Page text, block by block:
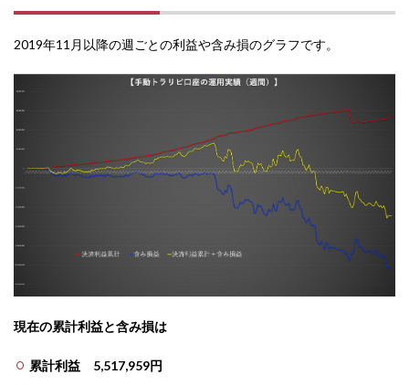
2019年11月以降の週ごとの利益や含み損のグラフです。
現在の累計利益と含み損は
累計利益 5,517,959円